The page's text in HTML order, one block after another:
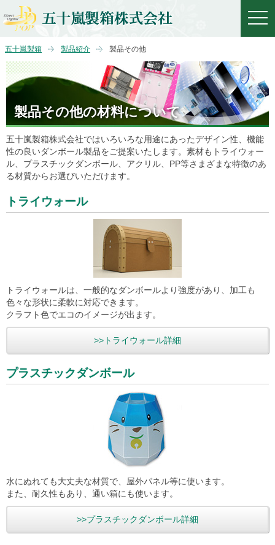
五十嵐製箱 製品紹介 製品その他
製品その他の材料について
五十嵐製箱株式会社ではいろいろな用途にあったデザイン性、機能
性の良いダンボール製品をご提案いたします。素材もトライウォー
ル、プラスチックダンボール、アクリル、PP等さまざまな特徴のあ
る材質からお選びいただけます。
トライウォール
トライウォールは、一般的なダンボールより強度があり、加工も
色々な形状に柔軟に対応できます。
クラフト色でエコのイメージが出ます。
>>トライウォール詳細
プラスチックダンボール
水にぬれても大丈夫な材質で、屋外パネル等に使います。
また、耐久性もあり、通い箱にも使います。
>>プラスチックダンボール詳細